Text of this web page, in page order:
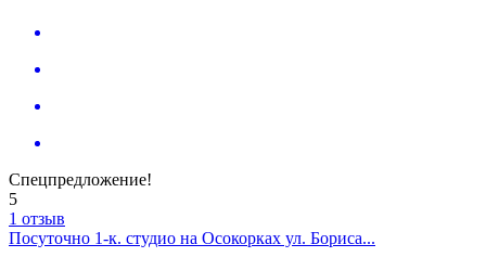
Спецпредложение!
5
1 отзыв
Посуточно 1-к. студио на Осокорках ул. Бориса...